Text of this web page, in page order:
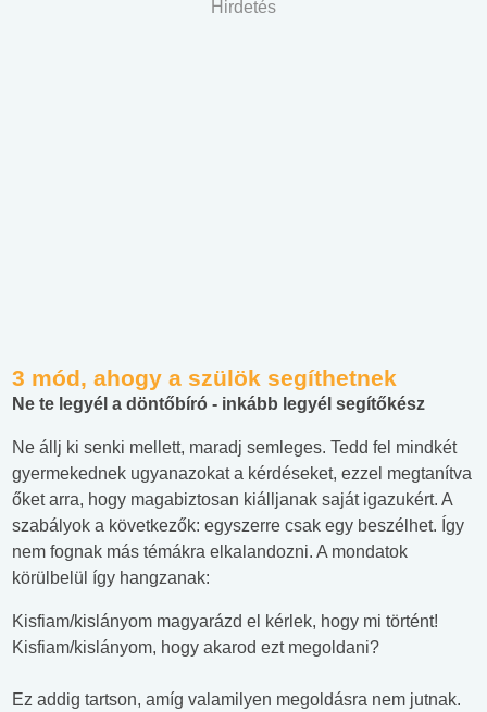
Hirdetés
3 mód, ahogy a szülök segíthetnek
Ne te legyél a döntőbíró - inkább legyél segítőkész
Ne állj ki senki mellett, maradj semleges. Tedd fel mindkét
gyermekednek ugyanazokat a kérdéseket, ezzel megtanítva
őket arra, hogy magabiztosan kiálljanak saját igazukért. A
szabályok a következők: egyszerre csak egy beszélhet. Így
nem fognak más témákra elkalandozni. A mondatok
körülbelül így hangzanak:
Kisfiam/kislányom magyarázd el kérlek, hogy mi történt!
Kisfiam/kislányom, hogy akarod ezt megoldani?
Ez addig tartson, amíg valamilyen megoldásra nem jutnak.